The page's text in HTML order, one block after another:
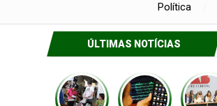
Política
ÚLTIMAS NOTÍCIAS